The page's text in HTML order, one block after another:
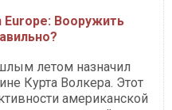
Europe: Вооружить
летом назначил
Курта Волкера. Этот
американской